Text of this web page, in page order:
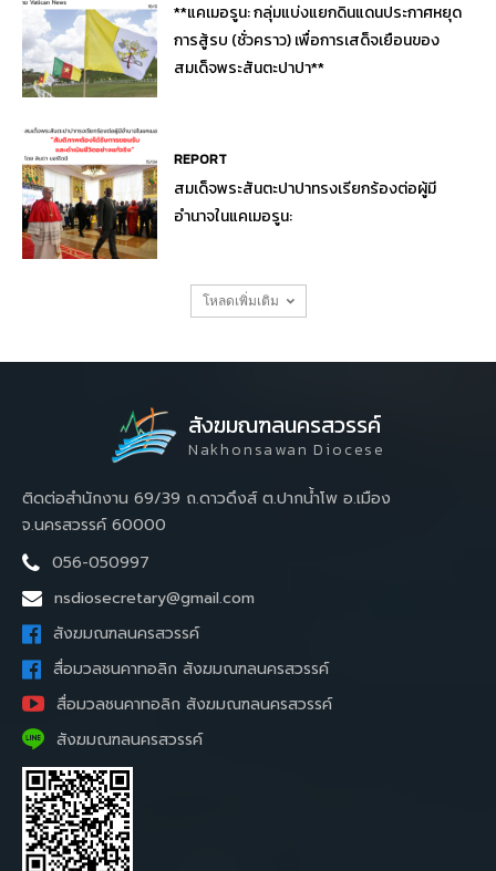
**แคเมอรูน: กลุ่มแบ่งแยกดินแดนประกาศหยุด
การสู้รบ (ชั่วคราว) เพื่อการเสด็จเยือนของ
สมเด็จพระสันตะปาปา**
REPORT
สมเด็จพระสันตะปาปาทรงเรียกร้องต่อผู้มี
อำนาจในแคเมอรูน:
โหลดเพิ่มเติม
สังฆมณฑลนครสวรรค์
Nakhonsawan Diocese
ติดต่อสำนักงาน 69/39 ถ.ดาวดึงส์ ต.ปากน้ำโพ อ.เมือง
จ.นครสวรรค์ 60000
056-050997
nsdiosecretary@gmail.com
สังฆมณฑลนครสวรรค์
สื่อมวลชนคาทอลิก สังฆมณฑลนครสวรรค์
สื่อมวลชนคาทอลิก สังฆมณฑลนครสวรรค์
สังฆมณฑลนครสวรรค์